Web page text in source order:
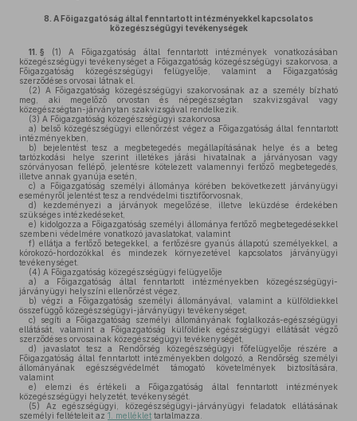
8. A Főigazgatóság által fenntartott intézményekkel kapcsolatos
közegészségügyi tevékenységek
11. § (1) A Főigazgatóság által fenntartott intézmények vonatkozásában
közegészségügyi tevékenységet a Főigazgatóság közegészségügyi szakorvosa, a
Főigazgatóság közegészségügyi felügyelője, valamint a Főigazgatóság
szerződéses orvosai látnak el.
(2) A Főigazgatóság közegészségügyi szakorvosának az a személy bízható
meg, aki megelőző orvostan és népegészségtan szakvizsgával vagy
közegészségtan-járványtan szakvizsgával rendelkezik.
(3) A Főigazgatóság közegészségügyi szakorvosa
a) belső közegészségügyi ellenőrzést végez a Főigazgatóság által fenntartott
intézményekben,
b) bejelentést tesz a megbetegedés megállapításának helye és a beteg
tartózkodási helye szerint illetékes járási hivatalnak a járványosan vagy
szórványosan fellépő, jelentésre kötelezett valamennyi fertőző megbetegedés,
illetve annak gyanúja esetén,
c) a Főigazgatóság személyi állománya körében bekövetkezett járványügyi
eseményről jelentést tesz a rendvédelmi tisztifőorvosnak,
d) kezdeményezi a járványok megelőzése, illetve leküzdése érdekében
szükséges intézkedéseket,
e) kidolgozza a Főigazgatóság személyi állománya fertőző megbetegedésekkel
szembeni védelmére vonatkozó javaslatokat, valamint
f) ellátja a fertőző betegekkel, a fertőzésre gyanús állapotú személyekkel, a
kórokozó-hordozókkal és mindezek környezetével kapcsolatos járványügyi
tevékenységet.
(4) A Főigazgatóság közegészségügyi felügyelője
a) a Főigazgatóság által fenntartott intézményekben közegészségügyi-
járványügyi helyszíni ellenőrzést végez,
b) végzi a Főigazgatóság személyi állományával, valamint a külföldiekkel
összefüggő közegészségügyi-járványügyi tevékenységet,
c) segíti a Főigazgatóság személyi állományának foglalkozás-egészségügyi
ellátását, valamint a Főigazgatóság külföldiek egészségügyi ellátását végző
szerződéses orvosainak közegészségügyi tevékenységét,
d) javaslatot tesz a Rendőrség közegészségügyi főfelügyelője részére a
Főigazgatóság által fenntartott intézményekben dolgozó, a Rendőrség személyi
állományának egészségvédelmét támogató követelmények biztosítására,
valamint
e) elemzi és értékeli a Főigazgatóság által fenntartott intézmények
közegészségügyi helyzetét, tevékenységét.
(5) Az egészségügyi, közegészségügyi-járványügyi feladatok ellátásának
személyi feltételeit az 1. melléklet tartalmazza.